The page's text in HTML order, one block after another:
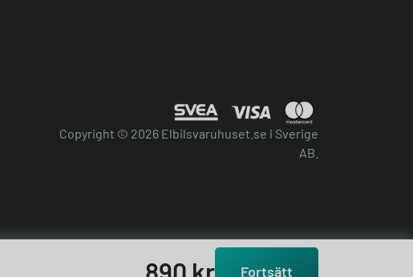
Copyright © 2026 Elbilsvaruhuset.se i Sverige
AB.
Fortsätt